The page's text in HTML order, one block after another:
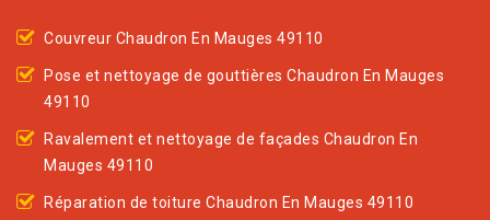
Couvreur Chaudron En Mauges 49110
Pose et nettoyage de gouttières Chaudron En Mauges
49110
Ravalement et nettoyage de façades Chaudron En
Mauges 49110
Réparation de toiture Chaudron En Mauges 49110